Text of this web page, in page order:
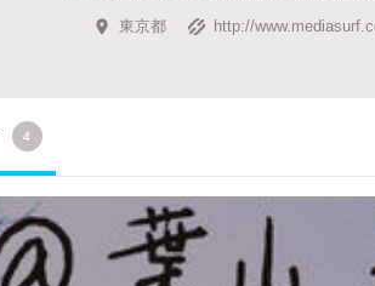
Legendary
東京都
http://
4